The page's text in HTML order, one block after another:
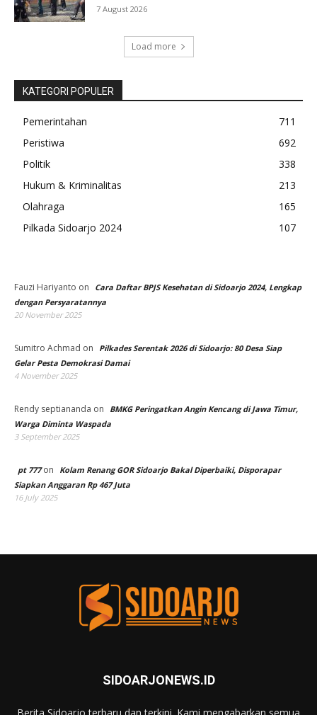
7 August 2026
Load more
KATEGORI POPULER
Pemerintahan
711
Peristiwa
692
Politik
338
Hukum & Kriminalitas
213
Olahraga
165
Pilkada Sidoarjo 2024
107
Fauzi Hariyanto on
Cara Daftar BPJS Kesehatan di Sidoarjo 2024, Lengkap
dengan Persyaratannya
20 November 2025
Sumitro Achmad on
Pilkades Serentak 2026 di Sidoarjo: 80 Desa Siap
Gelar Pesta Demokrasi Damai
4 November 2025
Rendy septiananda on
BMKG Peringatkan Angin Kencang di Jawa Timur,
Warga Diminta Waspada
3 September 2025
pt 777on
Kolam Renang GOR Sidoarjo Bakal Diperbaiki, Disporapar
Siapkan Anggaran Rp 467 Juta
16 July 2025
SIDOARJONEWS.ID